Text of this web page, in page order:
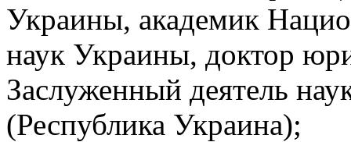
Украины, академик
наук Украины, доктор
Заслуженный деятель
(Республика Украина);